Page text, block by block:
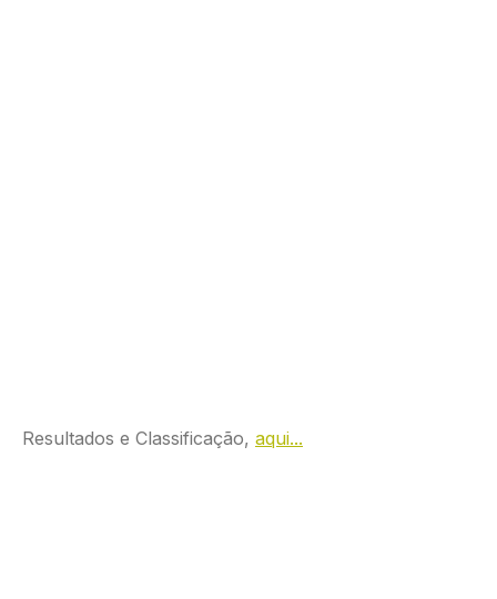
Resultados e Classificação, aqui...